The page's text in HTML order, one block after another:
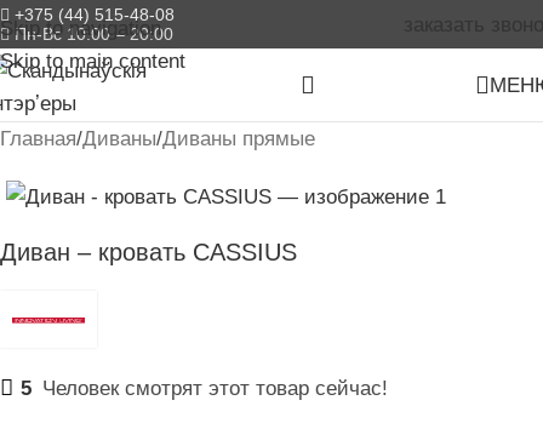
Skip to navigation
Skip to main content
+375 (44) 515-48-08
Пн-Вс 10:00 – 20:00
заказать
Главная/Диваны/Диваны прямые
Диван – кровать CASSIUS
5 Человек смотрят этот товар сейчас!